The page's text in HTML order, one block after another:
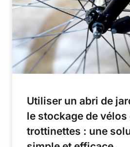
Utiliser un abri de
le stockage de vélos
trottinettes : une